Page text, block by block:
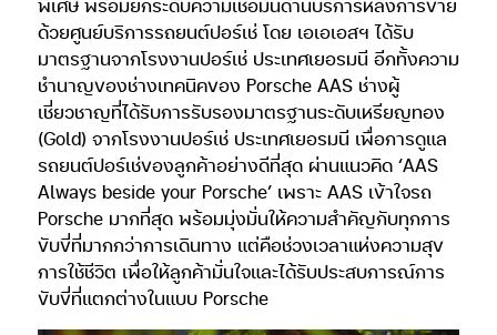
ด้วยศูนย์บริการรถยนต์ปอร์เช่ โดย เอเอเอสฯ ได้รับ
มาตรฐานจากโรงงานปอร์เช่ ประเทศเยอรมนี อีกทั้งความ
ชำนาญของช่างเทคนิคของ Porsche AAS ช่างผู้
เชี่ยวชาญที่ได้รับการรับรองมาตรฐานระดับเหรียญทอง
(Gold) จากโรงงานปอร์เช่ ประเทศเยอรมนี เพื่อการดูแล
รถยนต์ปอร์เช่ของลูกค้าอย่างดีที่สุด ผ่านแนวคิด ‘AAS
Always beside your Porsche’ เพราะ AAS เข้าใจรถ
Porsche มากที่สุด พร้อมมุ่งมั่นให้ความสำคัญกับทุกการ
ขับขี่ที่มากกว่าการเดินทาง แต่คือช่วงเวลาแห่งความสุข
การใช้ชีวิต เพื่อให้ลูกค้ามั่นใจและได้รับประสบการณ์การ
ขับขี่ที่แตกต่างในแบบ Porsche